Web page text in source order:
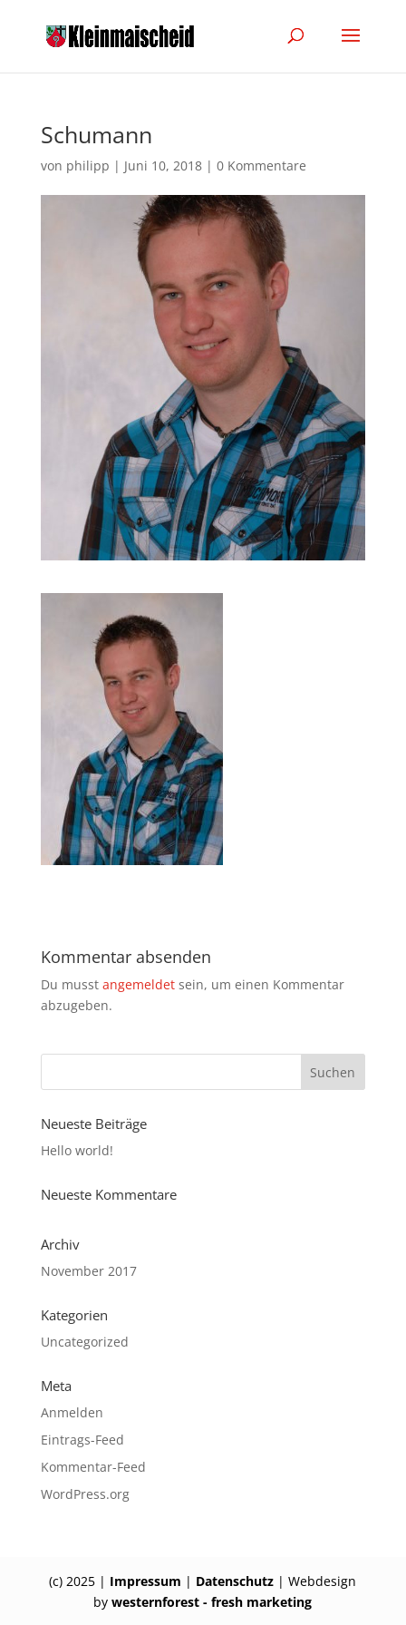
Schumann
von philipp | Juni 10, 2018| 0 Kommentare
Kommentar absenden
Du musst angemeldetsein, um einen Kommentar
abzugeben.
Neueste Beiträge
Hello world!
Neueste Kommentare
Archiv
November 2017
Kategorien
Uncategorized
Meta
Anmelden
Eintrags-Feed
Kommentar-Feed
WordPress.org
(c) 2025 | Impressum | Datenschutz | Webdesign
bywesternforest - fresh marketing